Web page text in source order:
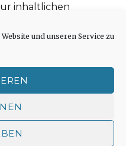
und unseren Service zu
inhaltlichen